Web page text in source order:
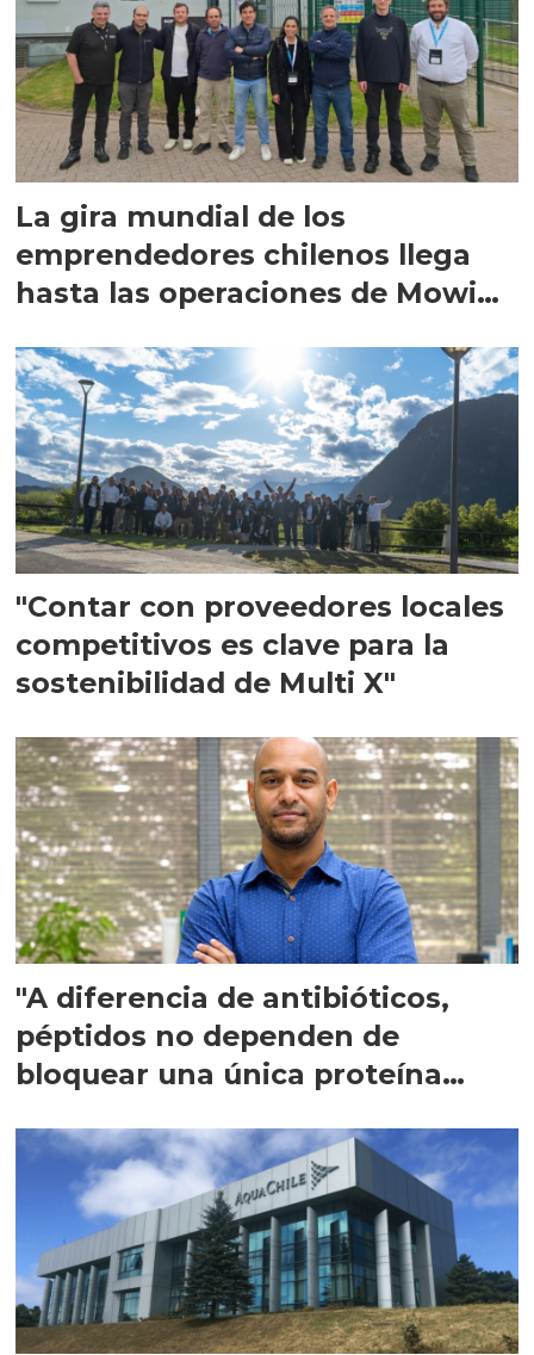
La gira mundial de los
emprendedores chilenos llega
hasta las operaciones de Mowi
"Contar con proveedores locales
competitivos es clave para la
sostenibilidad de Multi X"
"A diferencia de antibióticos,
péptidos no dependen de
bloquear una única proteína